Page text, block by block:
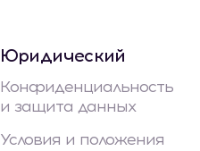
Юридический
Конфиденциальность
и защита данных
Условия и положения